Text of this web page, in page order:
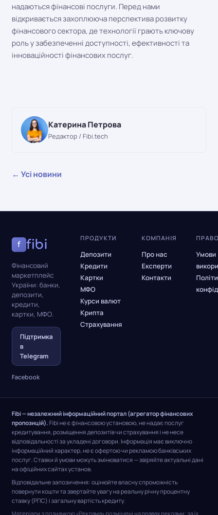
надаються фінансові послуги. Перед нами
відкривається захоплююча перспектива розвитку
фінансового сектора, де технології грають ключову
роль у забезпеченні доступності, ефективності та
інноваційності фінансових послуг.
Катерина Петрова
Редактор / Fibi.tech
← Усі новини
f fibi
Фінансовий
маркетплейс
України: банки,
депозити,
кредити,
картки, МФО.
Підтримка
в
Telegram
Facebook
ПРОДУКТИ
Депозити
Кредити
Картки
МФО
Курси валют
Крипта
Страхування
КОМПАНІЯ
Про нас
Експерти
Контакти
Умови
Fibi — незалежний інформаційний портал (агрегатор фінансових
пропозицій).Fibi не є фінансовою установою, не надає послуг
кредитування, розміщення депозитів чи страхування і не несе
відповідальності за укладені договори. Інформація має виключно
інформаційний характер, не є офертою чи рекламою банківських
послуг. Ставки й умови можуть змінюватися — звіряйте актуальні дані
на офіційних сайтах установ.
Відповідальне запозичення: оцінюйте власну спроможність
повернути кошти та звертайте увагу на реальну річну процентну
ставку (РПС) і загальну вартість кредиту.
Матеріали з позначкою «Реклама» розміщені на правах реклами; за їх